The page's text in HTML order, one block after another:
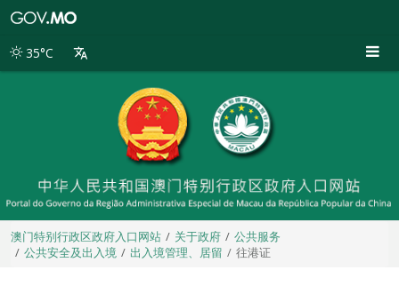
别
35°C
澳门特别行政区政府入口网站 关于政府
公共服务
公共安全及出入境
出入境管理、居留 往港证